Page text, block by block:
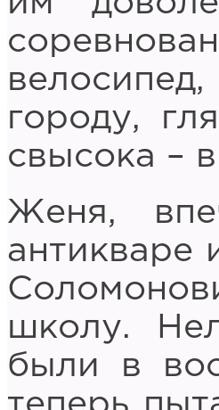
городу,
свысока –
Женя,
антикваре
школу.
были в